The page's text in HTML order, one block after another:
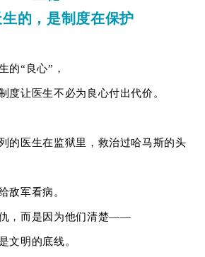
的，是制度在保护
的“良心”，
度让医生不必为良心付出代价。
的医生在监狱里，救治过哈马斯的头
敌军看病。
，而是因为他们清楚——
文明的底线。